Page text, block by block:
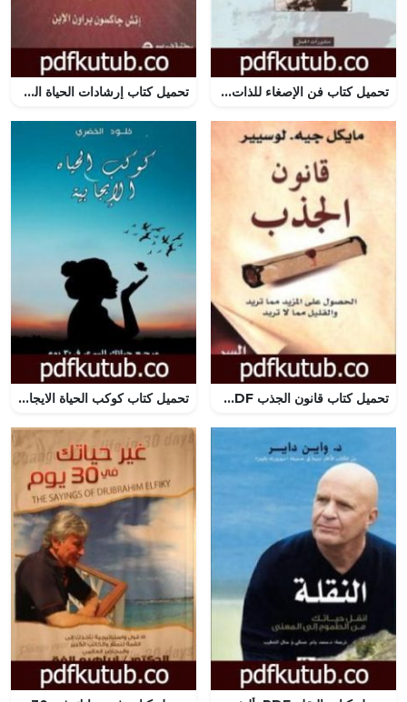
تحميل كتاب فن الإصغاء للذات PDF تأليف جَمال علي الحلّاق مجانا [كامل] تحميل كتاب إرشادات الحياة القصيرة PDF تأليف إتش جاكسون براون مجانا [كامل]
تحميل كتاب قانون الجذب PDF تأليف مايكل جيه لوسيير مجانا [كامل] تحميل كتاب كوكب الحياة الايجابية PDF تأليف خلود الخضري مجانا [كامل]